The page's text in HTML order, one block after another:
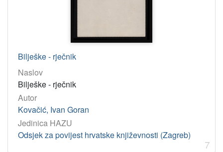
Bilješke - rječnik
Naslov
Bilješke - rječnik
Autor
Kovačić, Ivan Goran
Jedinica HAZU
Odsjek za povijest hrvatske književnosti (Zagreb)
7